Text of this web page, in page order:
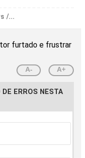
/...
A- A+
ERROS NESTA